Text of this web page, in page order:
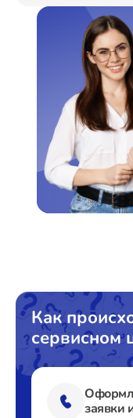
Как
сервисном
заявки